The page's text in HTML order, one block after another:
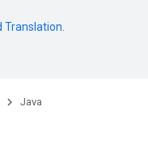
Translation
Java